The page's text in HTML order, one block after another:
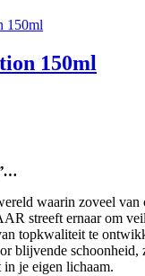
150ml
waarin zoveel van
streeft ernaar om
topkwaliteit te
blijvende schoonheid,
je eigen lichaam.